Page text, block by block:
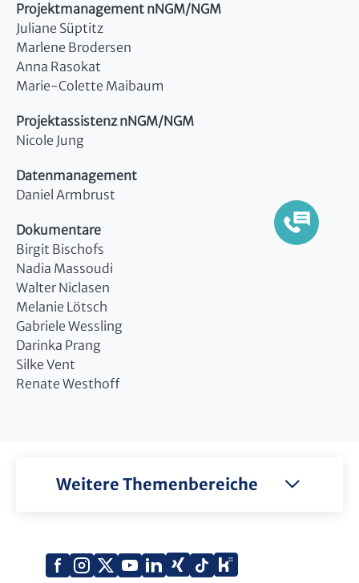
Projektmanagement nNGM/NGM
Juliane Süptitz
Marlene Brodersen
Anna Rasokat
Marie-Colette Maibaum
Projektassistenz nNGM/NGM
Nicole Jung
Datenmanagement
Daniel Armbrust
Dokumentare
Birgit Bischofs
Nadia Massoudi
Walter Niclasen
Melanie Lötsch
Gabriele Wessling
Darinka Prang
Silke Vent
Renate Westhoff
Weitere Themenbereiche
Facebook
Instagram
X
YouTube
LinkedIn
Xing TiktokKununu